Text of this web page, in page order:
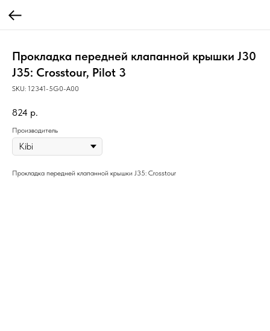
Прокладка передней клапанной крышки J30
J35: Crosstour, Pilot 3
SKU: 12341-5G0-A00
824 р.
Производитель
Прокладка передней клапанной крышки J35: Crosstour